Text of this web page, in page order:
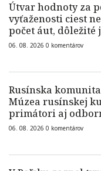
Útvar hodnoty za
vyťaženosti ciest
počet áut, dôležité
06. 08. 2026 0 komentárov
Rusínska
Múzea rusínskej
primátori aj
06. 08. 2026 0 komentárov